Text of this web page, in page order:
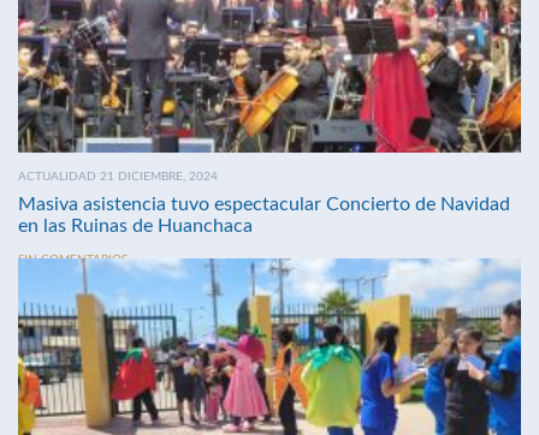
ACTUALIDAD 21 DICIEMBRE, 2024
Masiva asistencia tuvo espectacular Concierto de Navidad
en las Ruinas de Huanchaca
SIN COMENTARIOS